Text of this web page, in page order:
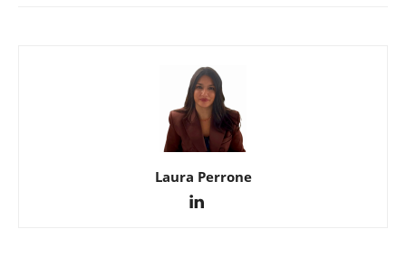
Laura Perrone